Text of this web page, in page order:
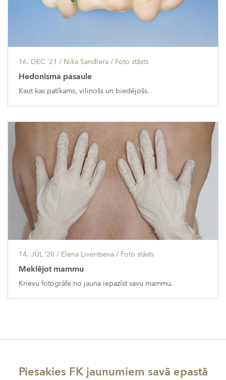
16. DEC ’21 / Nika Sandlera / Foto stāsts
Hedonisma pasaule
Kaut kas patīkams, vilinošs un biedējošs.
14. JŪL ’20 / Elena Ļiventseva / Foto stāsts
Meklējot mammu
Krievu fotogrāfe no jauna iepazīst savu mammu.
Piesakies FK jaunumiem savā epastā